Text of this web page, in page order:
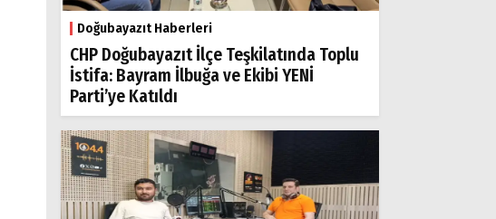
Doğubayazıt Haberleri
CHP Doğubayazıt İlçe Teşkilatında Toplu
İstifa: Bayram İlbuğa ve Ekibi YENİ
Parti’ye Katıldı